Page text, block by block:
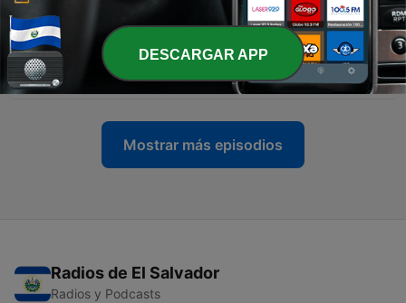
188 - FÓRMULA ORO Javier Rodríguez 28-01-2020
(TRAMO DE 16:00 a 17:00)
28 ene. 2020
Mostrar más episodios
Radios de El Salvador
Radios y Podcasts
DESCARGAR APP